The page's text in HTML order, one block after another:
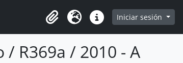
Portapapeles
Idioma Enlaces rápidos
Iniciar sesión
R369a / 2010 - A